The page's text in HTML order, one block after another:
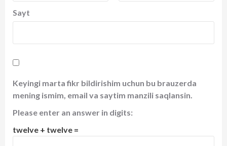
Sayt
Keyingi marta fikr bildirishim uchun bu brauzerda
mening ismim, email va saytim manzili saqlansin.
Please enter an answer in digits:
twelve + twelve =